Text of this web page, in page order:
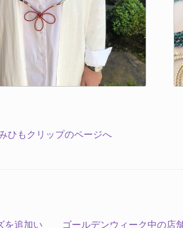
ひもクリップのページへ
を追加い 次
ゴールデンウィーク中の店